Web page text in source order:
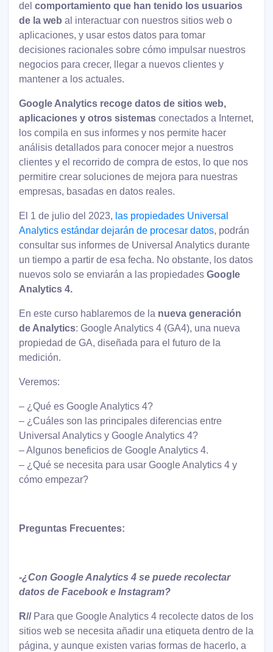
del comportamiento que han tenido los usuarios
de la web al interactuar con nuestros sitios web o
aplicaciones, y usar estos datos para tomar
decisiones racionales sobre cómo impulsar nuestros
negocios para crecer, llegar a nuevos clientes y
mantener a los actuales.
Google Analytics recoge datos de sitios web,
aplicaciones y otros sistemas conectados a Internet,
los compila en sus informes y nos permite hacer
análisis detallados para conocer mejor a nuestros
clientes y el recorrido de compra de estos, lo que nos
permitire crear soluciones de mejora para nuestras
empresas, basadas en datos reales.
El 1 de julio del 2023, las propiedades Universal
Analytics estándar dejarán de procesar datos, podrán
consultar sus informes de Universal Analytics durante
un tiempo a partir de esa fecha. No obstante, los datos
nuevos solo se enviarán a las propiedades Google
Analytics 4.
En este curso hablaremos de la nueva generación
de Analytics: Google Analytics 4 (GA4), una nueva
propiedad de GA, diseñada para el futuro de la
medición.
Veremos:
– ¿Qué es Google Analytics 4?
– ¿Cuáles son las principales diferencias entre
Universal Analytics y Google Analytics 4?
– Algunos beneficios de Google Analytics 4.
– ¿Qué se necesita para usar Google Analytics 4 y
cómo empezar?
Preguntas Frecuentes:
-¿Con Google Analytics 4 se puede recolectar
datos de Facebook e Instagram?
R//Para que Google Analytics 4 recolecte datos de los
sitios web se necesita añadir una etiqueta dentro de la
página, y aunque existen varias formas de hacerlo, a